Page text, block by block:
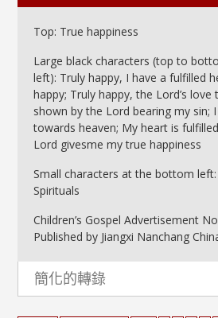
Top: True happiness
Large black characters (top to
left): Truly happy, I have a fulfilled
happy; Truly happy, the Lord’s
shown by the Lord bearing my sin;
towards heaven; My heart is
Lord givesme my true happiness
Small characters at the bottom left:
Spirituals
Children’s Gospel Advertisement
Published by Jiangxi Nanchang
簡化的轉錄